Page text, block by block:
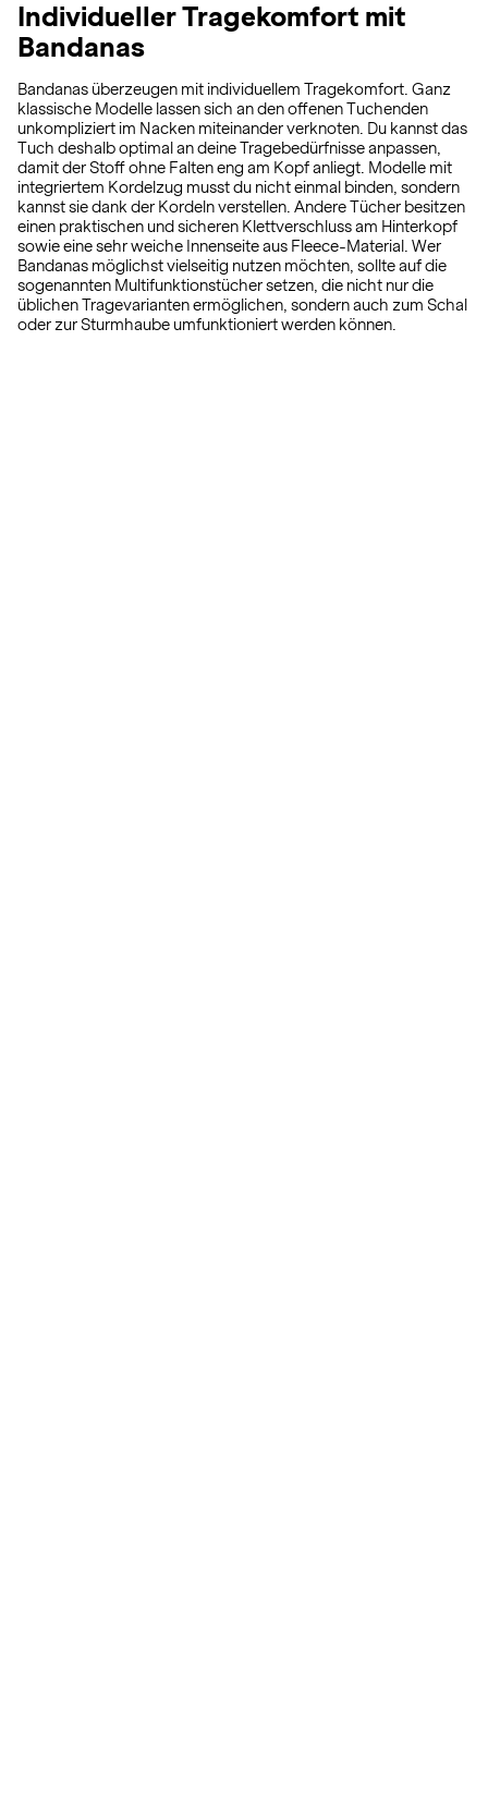
Individueller Tragekomfort mit
Bandanas
Bandanas überzeugen mit individuellem Tragekomfort. Ganz
klassische Modelle lassen sich an den offenen Tuchenden
unkompliziert im Nacken miteinander verknoten. Du kannst das
Tuch deshalb optimal an deine Tragebedürfnisse anpassen,
damit der Stoff ohne Falten eng am Kopf anliegt. Modelle mit
integriertem Kordelzug musst du nicht einmal binden, sondern
kannst sie dank der Kordeln verstellen. Andere Tücher besitzen
einen praktischen und sicheren Klettverschluss am Hinterkopf
sowie eine sehr weiche Innenseite aus Fleece-Material. Wer
Bandanas möglichst vielseitig nutzen möchten, sollte auf die
sogenannten Multifunktionstücher setzen, die nicht nur die
üblichen Tragevarianten ermöglichen, sondern auch zum Schal
oder zur Sturmhaube umfunktioniert werden können.